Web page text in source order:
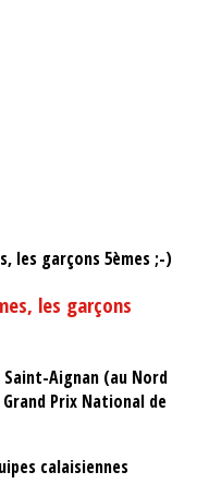
les garçons
Saint-Aignan (au Nord
Prix National de
calaisiennes